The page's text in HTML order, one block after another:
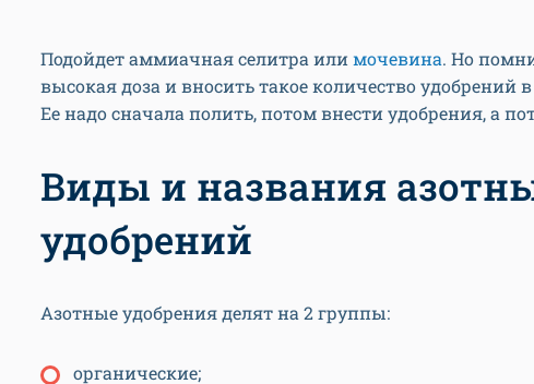
Подойдет аммиачная селитра или мочевина. Но
высокая доза и вносить такое количество удобрений
Ее надо сначала полить, потом внести удобрения, а
Виды и названия
удобрений
Азотные удобрения делят на 2 группы:
органические;